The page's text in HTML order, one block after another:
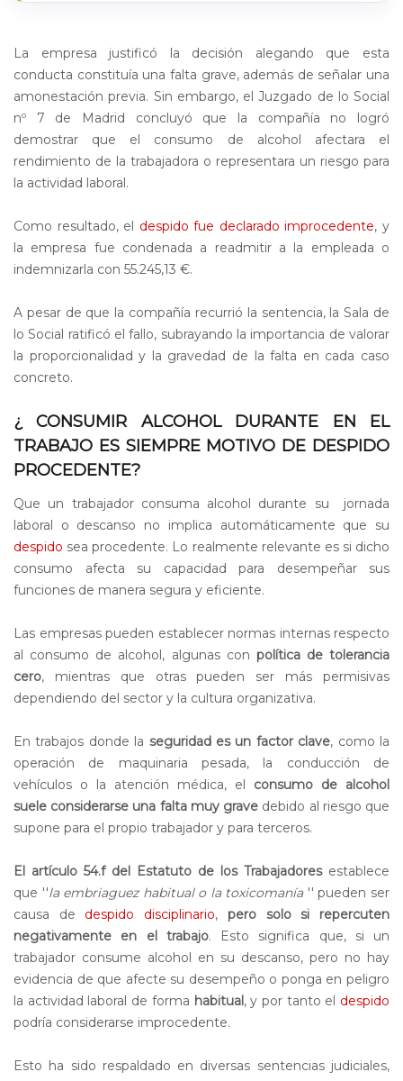
La empresa justificó la decisión alegando que esta
conducta constituía una falta grave, además de señalar una
amonestación previa. Sin embargo, el Juzgado de lo Social
nº 7 de Madrid concluyó que la compañía no logró
demostrar que el consumo de alcohol afectara el
rendimiento de la trabajadora o representara un riesgo para
la actividad laboral.
Como resultado, el despido fue declarado improcedente, y
la empresa fue condenada a readmitir a la empleada o
indemnizarla con 55.245,13 €.
A pesar de que la compañía recurrió la sentencia, la Sala de
lo Social ratificó el fallo, subrayando la importancia de valorar
la proporcionalidad y la gravedad de la falta en cada caso
concreto.
¿ CONSUMIR ALCOHOL DURANTE EN EL
TRABAJO ES SIEMPRE MOTIVO DE DESPIDO
PROCEDENTE?
Que un trabajador consuma alcohol durante su jornada
laboral o descanso no implica automáticamente que su
despido sea procedente. Lo realmente relevante es si dicho
consumo afecta su capacidad para desempeñar sus
funciones de manera segura y eficiente.
Las empresas pueden establecer normas internas respecto
al consumo de alcohol, algunas con política de tolerancia
cero, mientras que otras pueden ser más permisivas
dependiendo del sector y la cultura organizativa.
En trabajos donde la seguridad es un factor clave, como la
operación de maquinaria pesada, la conducción de
vehículos o la atención médica, el consumo de alcohol
suele considerarse una falta muy grave debido al riesgo que
supone para el propio trabajador y para terceros.
El artículo 54.f del Estatuto de los Trabajadoresestablece
que ''la embriaguez habitual o la toxicomanía'' pueden ser
causa de despido disciplinario, pero solo si repercuten
negativamente en el trabajo. Esto significa que, si un
trabajador consume alcohol en su descanso, pero no hay
evidencia de que afecte su desempeño o ponga en peligro
la actividad laboral de forma habitual, y por tanto el despido
podría considerarse improcedente.
Esto ha sido respaldado en diversas sentencias judiciales,